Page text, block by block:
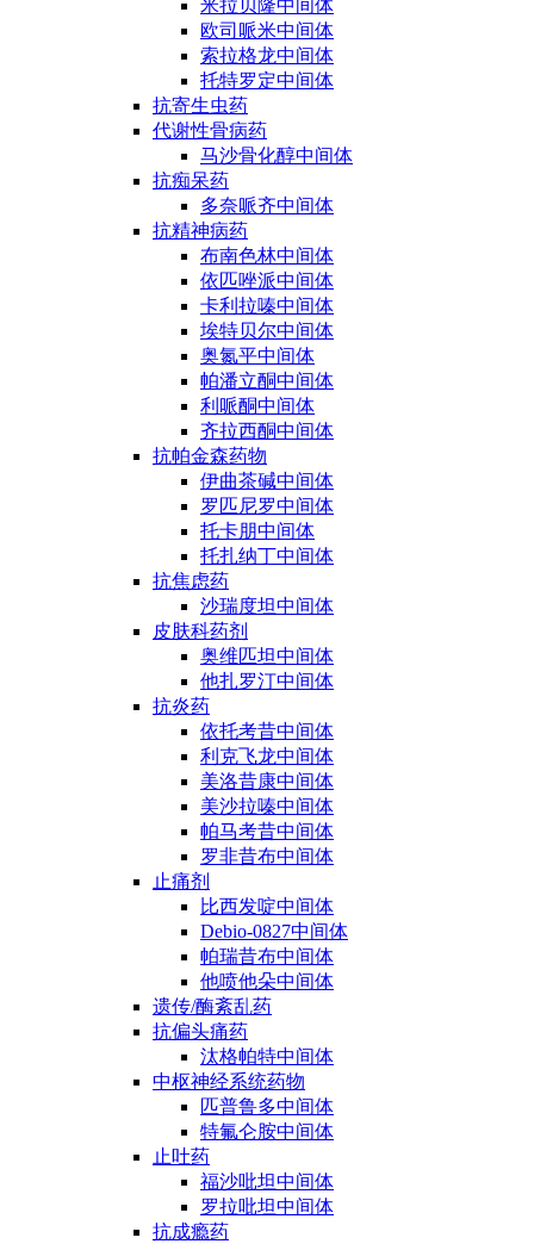
米拉贝隆中间体
欧司哌米中间体
索拉格龙中间体
托特罗定中间体
抗寄生虫药
代谢性骨病药
马沙骨化醇中间体
抗痴呆药
多奈哌齐中间体
抗精神病药
布南色林中间体
依匹唑派中间体
卡利拉嗪中间体
埃特贝尔中间体
奥氮平中间体
帕潘立酮中间体
利哌酮中间体
齐拉西酮中间体
抗帕金森药物
伊曲茶碱中间体
罗匹尼罗中间体
托卡朋中间体
托扎纳丁中间体
抗焦虑药
沙瑞度坦中间体
皮肤科药剂
奥维匹坦中间体
他扎罗汀中间体
抗炎药
依托考昔中间体
利克飞龙中间体
美洛昔康中间体
美沙拉嗪中间体
帕马考昔中间体
罗非昔布中间体
止痛剂
比西发啶中间体
Debio-0827中间体
帕瑞昔布中间体
他喷他朵中间体
遗传/酶紊乱药
抗偏头痛药
汰格帕特中间体
中枢神经系统药物
匹普鲁多中间体
特氟仑胺中间体
止吐药
福沙吡坦中间体
罗拉吡坦中间体
抗成瘾药